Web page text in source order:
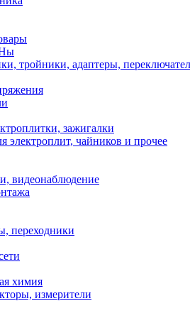
тройники, адаптеры,
зажигалки
электроплит, чайников и прочее
видеонаблюдение
переходники
химия
измерители